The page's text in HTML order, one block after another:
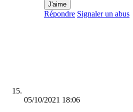
J'aime
Répondre Signaler un abus
05/10/2021 18:06